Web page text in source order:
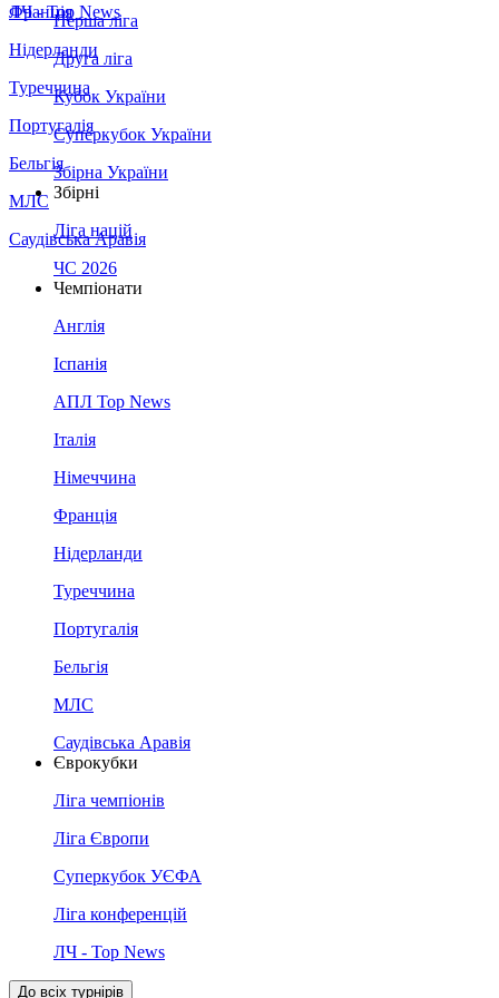
Франція
Нідерланди
Туреччина
Португалія
Бельгія
МЛС
Саудівська Аравія
ЛЧ - Top News
Перша ліга
Друга ліга
Кубок України
Суперкубок України
Збірна України
Збірні
Ліга націй
ЧС 2026
Чемпіонати
Англія
Іспанія
АПЛ Top News
Італія
Німеччина
Франція
Нідерланди
Туреччина
Португалія
Бельгія
МЛС
Саудівська Аравія
Єврокубки
Ліга чемпіонів
Ліга Європи
Суперкубок УЄФА
Ліга конференцій
ЛЧ - Top News
До всіх турнірів